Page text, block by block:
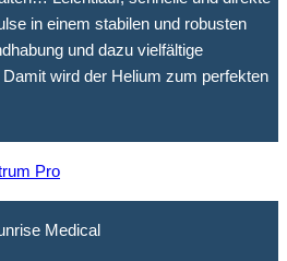
in einem stabilen und robusten
und dazu vielfältige
wird der Helium zum perfekten
Medical